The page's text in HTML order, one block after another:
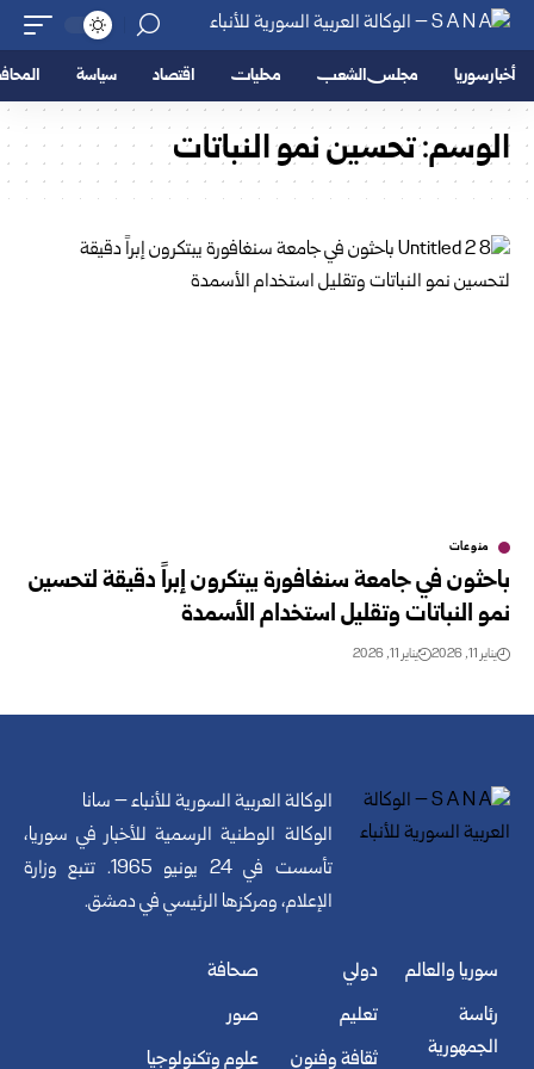
أخبار سوريا مجلس الشعب محليات اقتصاد سياسة
الوسم:تحسين نمو النباتات
منوعات
باحثون في جامعة سنغافورة يبتكرون إبراً دقيقة لتحسين
نمو النباتات وتقليل استخدام الأسمدة
يناير 11, 2026 يناير 11, 2026
الوكالة العربية السورية للأنباء – سانا
الوكالة الوطنية الرسمية للأخبار في سوريا،
تأسست في 24 يونيو 1965. تتبع وزارة
الإعلام، ومركزها الرئيسي في دمشق.
سوريا والعالم
رئاسة
الجمهورية
دولي
تعليم
ثقافة وفنون
صحافة
صور
علوم وتكنولوجيا